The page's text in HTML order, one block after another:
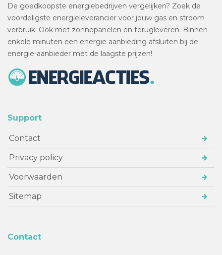
De goedkoopste energiebedrijven vergelijken? Zoek de
voordeligste energieleverancier voor jouw gas en stroom
verbruik. Ook met zonnepanelen en terugleveren. Binnen
enkele minuten een energie aanbieding afsluiten bij de
energie-aanbieder met de laagste prijzen!
Support
Contact
Privacy policy
Voorwaarden
Sitemap
Contact